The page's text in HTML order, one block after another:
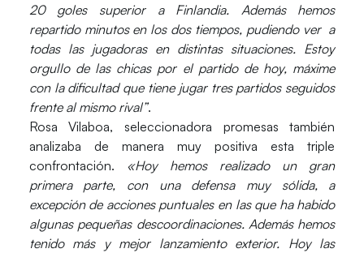
20 goles superior a Finlandia. Además hemos
repartido minutos en los dos tiempos, pudiendo ver a
todas las jugadoras en distintas situaciones. Estoy
orgullo de las chicas por el partido de hoy, máxime
con la dificultad que tiene jugar tres partidos seguidos
frente al mismo rival”.
Rosa Vilaboa, seleccionadora promesas también
analizaba de manera muy positiva esta triple
confrontación. «Hoy hemos realizado un gran
primera parte, con una defensa muy sólida, a
excepción de acciones puntuales en las que ha habido
algunas pequeñas descoordinaciones. Además hemos
tenido más y mejor lanzamiento exterior. Hoy las